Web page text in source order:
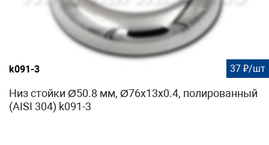
k091-3 37 ₽/шт
Низ стойки Ø50.8 мм, Ø76х13х0.4, полированный
(AISI 304) k091-3